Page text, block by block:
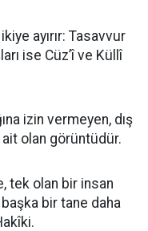
ayırır: Tasavvur
ise Cüz’î ve Küllî
izin vermeyen, dış
ait olan görüntüdür.
tek olan bir insan
bir tane daha